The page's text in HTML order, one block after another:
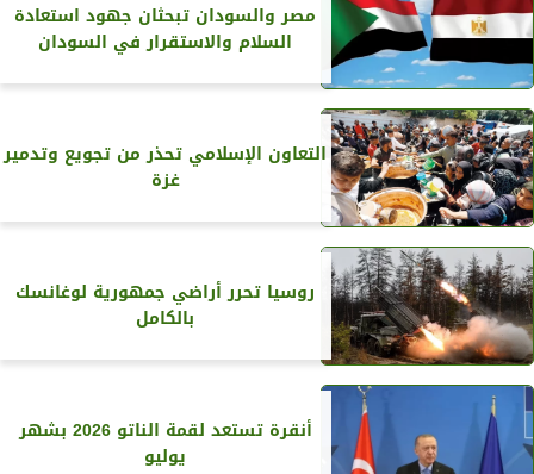
مصر والسودان تبحثان جهود استعادة
السلام والاستقرار في السودان
التعاون الإسلامي تحذر من تجويع وتدمير
غزة
روسيا تحرر أراضي جمهورية لوغانسك
بالكامل
أنقرة تستعد لقمة الناتو 2026 بشهر
يوليو